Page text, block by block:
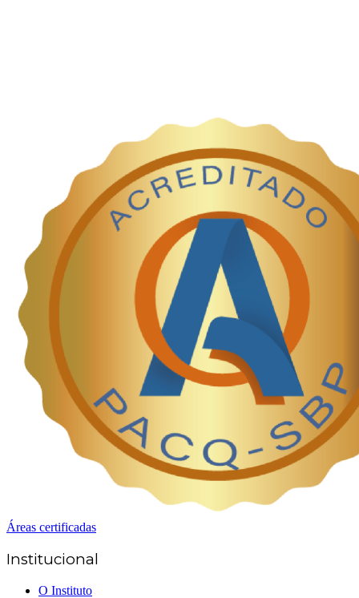
Áreas certificadas
Institucional
O Instituto